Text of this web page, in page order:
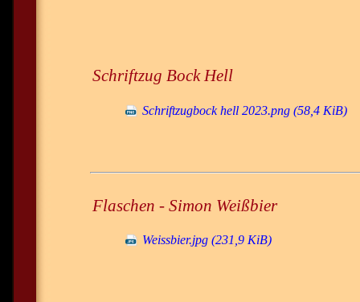
Schriftzug Bock Hell
Schriftzugbock hell 2023.png (58,4 KiB)
Flaschen - Simon Weißbier
Weissbier.jpg (231,9 KiB)